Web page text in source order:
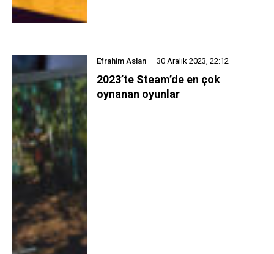
Efrahim Aslan 30 Aralık 2023, 22:12
2023’te Steam’de en çok
oynanan oyunlar